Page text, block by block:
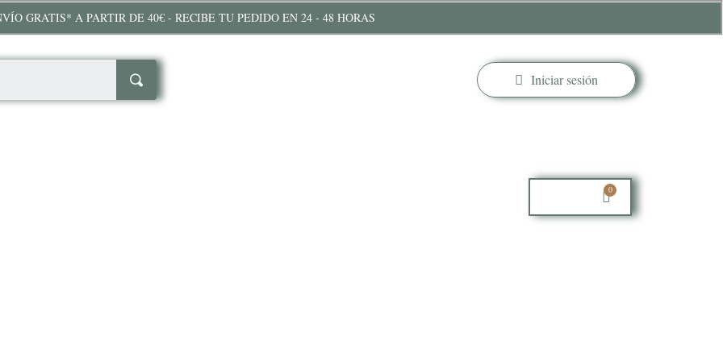
GRATIS* A PARTIR DE 40€ - RECIBE TU PEDIDO EN 24 - 48 HORAS
Iniciar sesión